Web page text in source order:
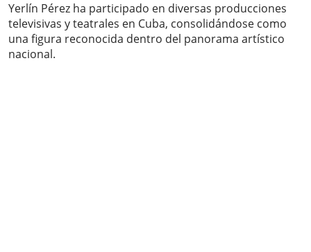
Yerlín Pérez ha participado en diversas producciones
televisivas y teatrales en Cuba, consolidándose como
una figura reconocida dentro del panorama artístico
nacional.